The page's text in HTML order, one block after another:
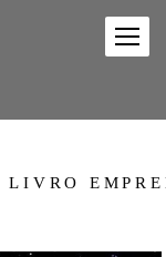
LIVRO